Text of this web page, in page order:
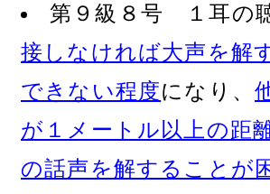
第９級８号 １耳の
接しなければ大声を解
できない程度になり、
が１メートル以上の距
の話声を解することが